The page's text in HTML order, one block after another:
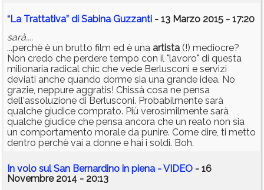
“La Trattativa” di Sabina Guzzanti - 13 Marzo 2015 - 17:20
sarà....
...perchè è un brutto film ed è una artista (!) mediocre?
Non credo che perdere tempo con il "lavoro" di questa
milionaria radical chic che vede Berlusconi e servizi
deviati anche quando dorme sia una grande idea. No
grazie, neppure aggratis! Chissà cosa ne pensa
dell'assoluzione di Berlusconi. Probabilmente sarà
qualche giudice comprato. Più verosimilmente sarà
qualche giudice che pensa ancora che un reato non sia
un comportamento morale da punire. Come dire, ti metto
dentro perchè vai a donne e hai i soldi. Boh.
In volo sul San Bernardino in piena - VIDEO - 16
Novembre 2014 - 20:13